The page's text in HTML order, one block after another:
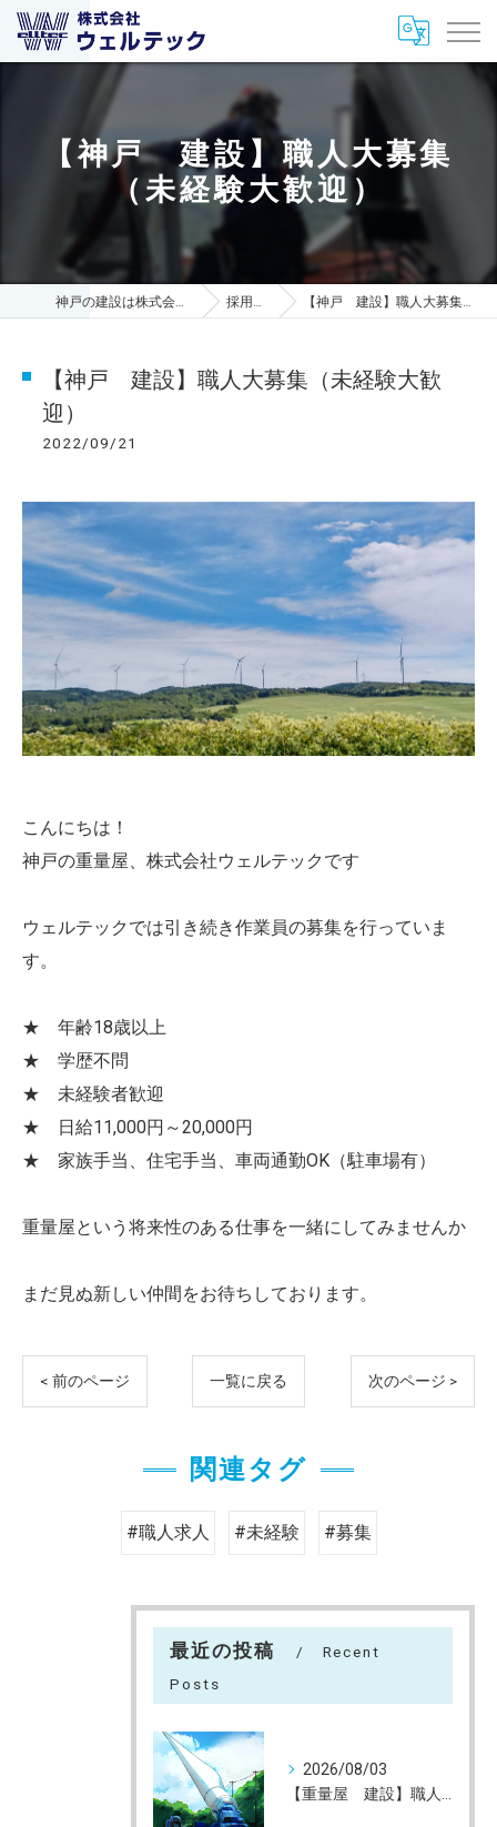
【神戸 建設】職人大募集
（未経験大歓迎）
神戸の建設は株式会社ウェルテック 採用ブログ 【神戸 建設】職人大募集（未経験大歓迎）
【神戸 建設】職人大募集（未経験大歓
迎）
2022/09/21
こんにちは！
神戸の重量屋、株式会社ウェルテックです
ウェルテックでは引き続き作業員の募集を行っていま
す。
★ 年齢18歳以上
★ 学歴不問
★ 未経験者歓迎
★ 日給11,000円～20,000円
★ 家族手当、住宅手当、車両通勤OK（駐車場有）
重量屋という将来性のある仕事を一緒にしてみませんか
まだ見ぬ新しい仲間をお待ちしております。
< 前のページ 一覧に戻る 次のページ >
関連タグ
#職人求人 #未経験 #募集
最近の投稿
Recent
Posts
2026/08/03